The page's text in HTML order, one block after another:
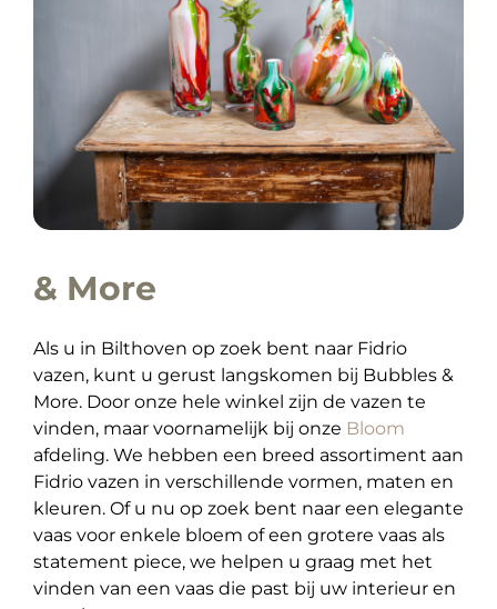
& More
Als u in Bilthoven op zoek bent naar Fidrio
vazen, kunt u gerust langskomen bij Bubbles &
More. Door onze hele winkel zijn de vazen te
vinden, maar voornamelijk bij onze Bloom
afdeling. We hebben een breed assortiment aan
Fidrio vazen in verschillende vormen, maten en
kleuren. Of u nu op zoek bent naar een elegante
vaas voor enkele bloem of een grotere vaas als
statement piece, we helpen u graag met het
vinden van een vaas die past bij uw interieur en